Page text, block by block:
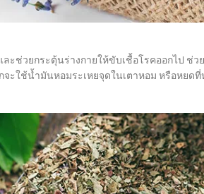
ละช่วยกระตุ้นร่างกายให้ขับเชื้อโรคออกไป ช่
จะใช้น้ำมันหอมระเหยจุดในเตาหอม หรือหย